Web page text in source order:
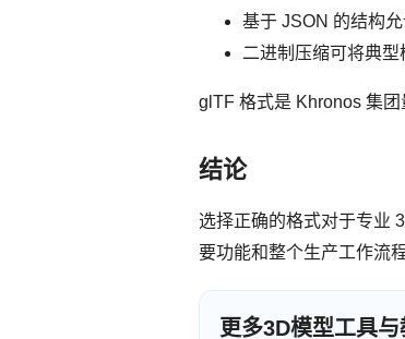
基于 JSON 的结构
二进制压缩可将典
glTF 格式是 Khronos 集
结论
选择正确的格式对于专业
要功能和整个生产工作流
更多3D模型工具